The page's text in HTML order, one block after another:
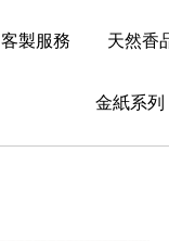
客製服務 天然香
金紙系列